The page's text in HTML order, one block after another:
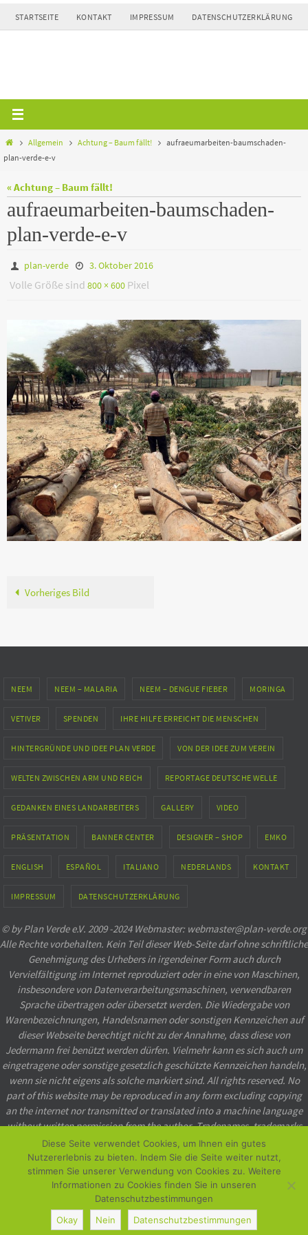
Zum
Inhalt
STARTSEITE KONTAKT IMPRESSUM DATENSCHUTZERKLÄRUNG
HomeAllgemein Achtung – Baum fällt!
aufraeumarbeiten-baumschaden-
plan-verde-e-v
« Achtung – Baum fällt!
aufraeumarbeiten-baumschaden-
plan-verde-e-v
plan-verde 3. Oktober 2016
Volle Größe sind 800 × 600 Pixel
Vorheriges Bild
NEEM NEEM – MALARIA NEEM – DENGUE FIEBER MORINGA
VETIVER SPENDEN IHRE HILFE ERREICHT DIE MENSCHEN
HINTERGRÜNDE UND IDEE PLAN VERDE VON DER IDEE ZUM VEREIN
WELTEN ZWISCHEN ARM UND REICH REPORTAGE DEUTSCHE WELLE
GEDANKEN EINES LANDARBEITERS GALLERY VIDEO
PRÄSENTATION BANNER CENTER DESIGNER – SHOP EMKO
ENGLISH ESPAÑOL ITALIANO NEDERLANDS KONTAKT
IMPRESSUM DATENSCHUTZERKLÄRUNG
© by Plan Verde e.V. 2009 -2024 Webmaster: webmaster@plan-verde.org
Alle Rechte vorbehalten. Kein Teil dieser Web-Seite darf ohne schriftliche
Genehmigung des Urhebers in irgendeiner Form auch durch
Vervielfältigung im Internet reproduziert oder in eine von Maschinen,
insbesondere von Datenverarbeitungsmaschinen, verwendbaren
Sprache übertragen oder übersetzt werden. Die Wiedergabe von
Warenbezeichnungen, Handelsnamen oder sonstigen Kennzeichen auf
dieser Webseite berechtigt nicht zu der Annahme, dass diese von
Jedermann frei benützt werden dürfen. Vielmehr kann es sich auch um
eingetragene oder sonstige gesetzlich geschützte Kennzeichen handeln,
wenn sie nicht eigens als solche markiert sind. All rights reserved. No
part of this website may be reproduced in any form excluding copying
an the internet nor transmitted or translated into a machine language
without written permission from the author. Tradenames, trademarks
etc. used in this website even when not specially marked as such, may
not be considered unprotected by law.
Powered byNirvana&WordPress.
Diese Seite verwendet Cookies, um Ihnen ein gutes
Nutzererlebnis zu bieten. Indem Sie die Seite weiter nutzt,
stimmen Sie unserer Verwendung von Cookies zu. Weitere
Informationen zu Cookies finden Sie in unseren
Datenschutzbestimmungen
Okay
Nein Datenschutzbestimmungen